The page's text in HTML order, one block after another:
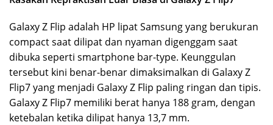
Galaxy Z Flip adalah HP lipat Samsung yang berukuran
compact saat dilipat dan nyaman digenggam saat
dibuka seperti smartphone bar-type. Keunggulan
tersebut kini benar-benar dimaksimalkan di Galaxy Z
Flip7 yang menjadi Galaxy Z Flip paling ringan dan tipis.
Galaxy Z Flip7 memiliki berat hanya 188 gram, dengan
ketebalan ketika dilipat hanya 13,7 mm.